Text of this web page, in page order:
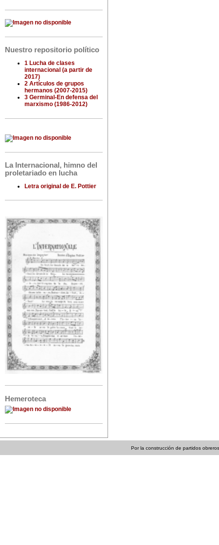
Nuestro repositorio político
1 Lucha de clases
internacional (a partir de
2017)
2 Artículos de grupos
hermanos (2007-2015)
3 Germinal-En defensa del
marxismo (1986-2012)
La Internacional, himno del
proletariado en lucha
Letra original de E. Pottier
Hemeroteca
Por la construcción de partidos